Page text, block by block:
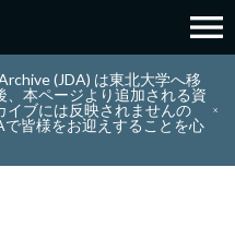
索
ション
menu
(JDA) は東北大学へ移
本ページより追加される資
イブには反映されませんの
皆様をお迎えすることを心